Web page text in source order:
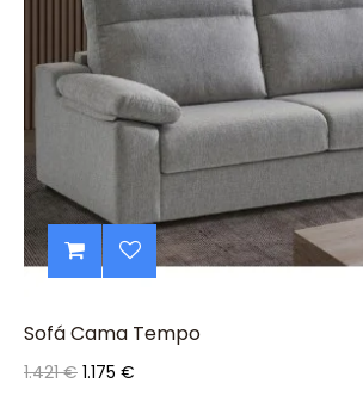
Sofá Cama Tempo
Precio
1.421 € Precio
1.175 €